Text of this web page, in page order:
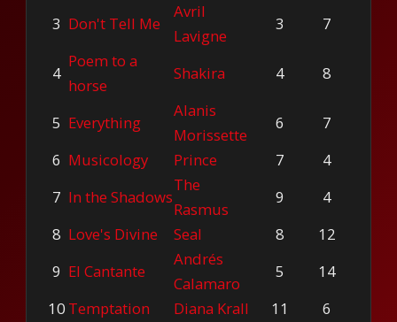
3 Don't Tell Me
Avril
Lavigne
3 7
4
Poem to a
horse
Shakira 4 8
5 Everything
Alanis
Morissette
6
7
6 Musicology Prince 7
4
7 In the Shadows
The
Rasmus
9
4
8 Love's Divine Seal 8
12
9 El Cantante
Andrés
Calamaro
5
14
10 Temptation Diana Krall 11
6